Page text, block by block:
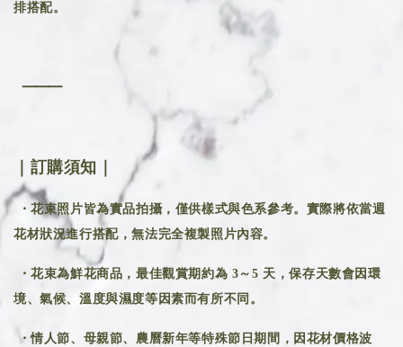
排搭配。
⸻
｜訂購須知｜
・花束照片皆為實品拍攝，僅供樣式與色系參考。實際將依當週
花材狀況進行搭配，無法完全複製照片內容。
・花束為鮮花商品，最佳觀賞期約為 3～5 天，保存天數會因環
境、氣候、溫度與濕度等因素而有所不同。
・情人節、母親節、農曆新年等特殊節日期間，因花材價格波